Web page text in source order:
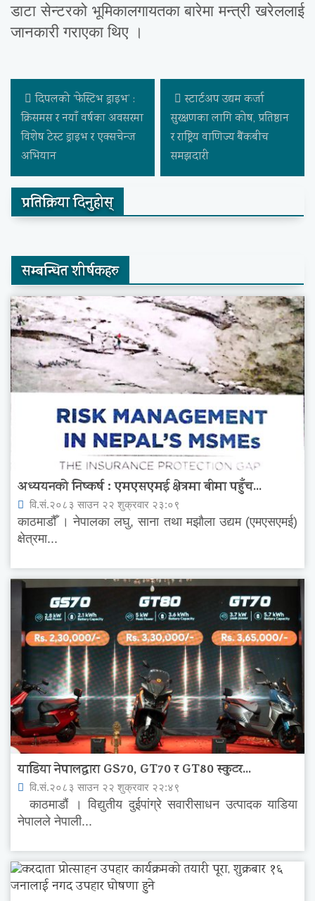
डाटा सेन्टरको भूमिकालगायतका बारेमा मन्त्री खरेललाई
जानकारी गराएका थिए ।
दिपलको ‘फेस्टिभ ड्राइभ’ :
क्रिसमस र नयाँ वर्षका अवसरमा
विशेष टेस्ट ड्राइभ र एक्सचेन्ज
अभियान
स्टार्टअप उद्यम कर्जा
सुरक्षणका लागि कोष, प्रतिष्ठान
र राष्ट्रिय वाणिज्य बैंकबीच
समझदारी
प्रतिक्रिया दिनुहोस्
सम्बन्धित शीर्षकहरु
अध्ययनको निष्कर्ष : एमएसएमई क्षेत्रमा बीमा पहुँच...
वि.सं.२०८३ साउन २२ शुक्रवार २३:०९
काठमाडौँ । नेपालका लघु, साना तथा मझौला उद्यम (एमएसएमई)
क्षेत्रमा...
याडिया नेपालद्वारा GS70, GT70 र GT80 स्कुटर...
वि.सं.२०८३ साउन २२ शुक्रवार २२:४९
काठमाडौं । विद्युतीय दुईपांग्रे सवारीसाधन उत्पादक याडिया
नेपालले नेपाली...